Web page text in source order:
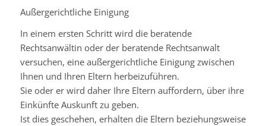
Außergerichtliche Einigung
In einem ersten Schritt wird die beratende
Rechtsanwältin oder der beratende Rechtsanwalt
versuchen, eine außergerichtliche Einigung zwischen
Ihnen und Ihren Eltern herbeizuführen.
Sie oder er wird daher Ihre Eltern auffordern, über ihre
Einkünfte Auskunft zu geben.
Ist dies geschehen, erhalten die Eltern beziehungsweise